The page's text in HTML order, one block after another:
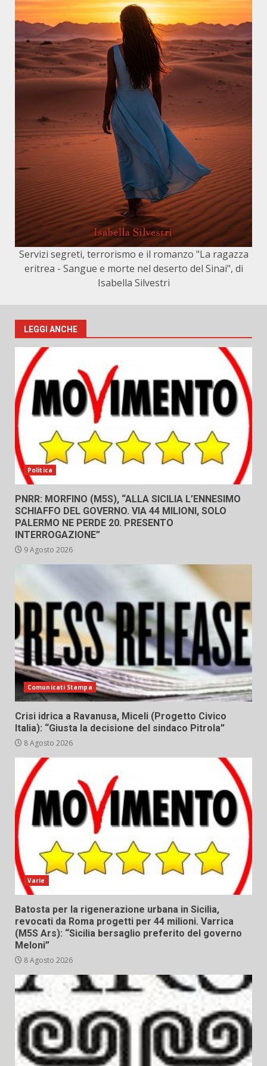
Servizi segreti, terrorismo e il romanzo "La ragazza
eritrea - Sangue e morte nel deserto del Sinai", di
Isabella Silvestri
LEGGI ANCHE
Politica
PNRR: MORFINO (M5S), “ALLA SICILIA L’ENNESIMO
SCHIAFFO DEL GOVERNO. VIA 44 MILIONI, SOLO
PALERMO NE PERDE 20. PRESENTO
INTERROGAZIONE”
9 Agosto 2026
Comunicati Stampa
Crisi idrica a Ravanusa, Miceli (Progetto Civico
Italia): “Giusta la decisione del sindaco Pitrola”
8 Agosto 2026
Varie
Batosta per la rigenerazione urbana in Sicilia,
revocati da Roma progetti per 44 milioni. Varrica
(M5S Ars): “Sicilia bersaglio preferito del governo
Meloni”
8 Agosto 2026